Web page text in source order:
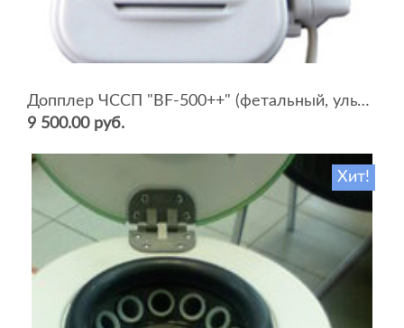
Допплер ЧССП "BF-500++" (фетальный, ультразвуковой)
9 500.00 руб.
Хит!